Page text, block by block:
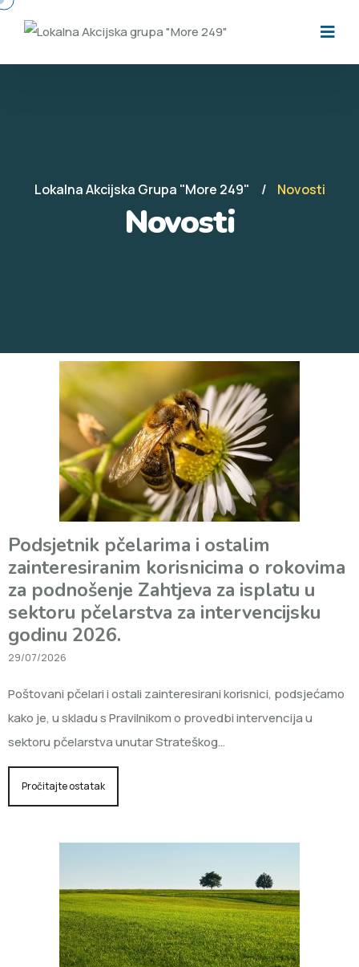
Lokalna Akcijska Grupa "More 249" Novosti
Novosti
Podsjetnik pčelarima i ostalim
zainteresiranim korisnicima o rokovima
za podnošenje Zahtjeva za isplatu u
sektoru pčelarstva za intervencijsku
godinu 2026.
29/07/2026
Poštovani pčelari i ostali zainteresirani korisnici, podsjećamo
kako je, u skladu s Pravilnikom o provedbi intervencija u
sektoru pčelarstva unutar Strateškog…
Pročitajte ostatak